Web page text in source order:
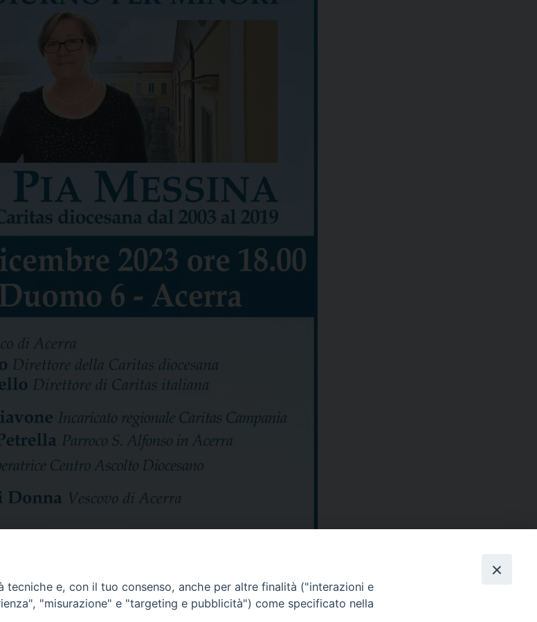
e, con il tuo consenso, anche per altre finalità ("interazioni e
"misurazione" e "targeting e pubblicità") come specificato nella